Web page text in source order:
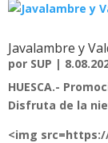
Javalambre y
por SUP |
HUESCA.-
Disfruta de la
<img